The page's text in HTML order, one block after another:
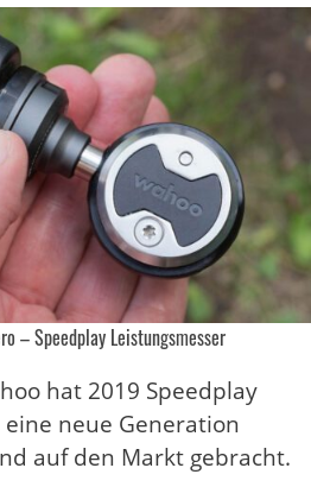
– Speedplay Leistungsmesser
hat 2019 Speedplay
neue Generation
auf den Markt gebracht.